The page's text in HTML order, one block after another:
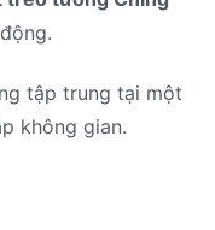
tập trung tại một
không gian.